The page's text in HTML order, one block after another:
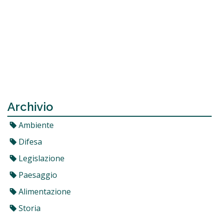
Archivio
Ambiente
Difesa
Legislazione
Paesaggio
Alimentazione
Storia